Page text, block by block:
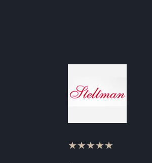
★★★★★